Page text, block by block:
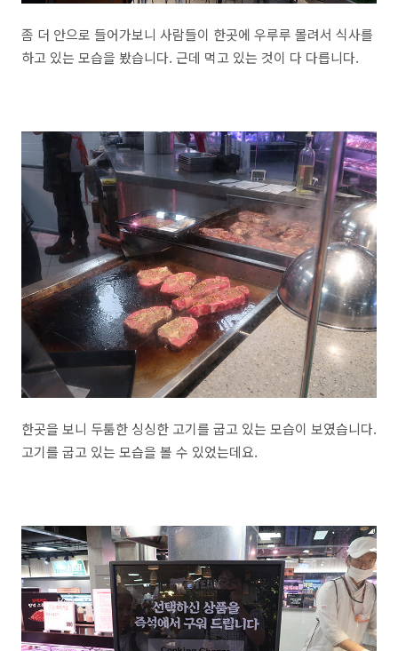
좀 더 안으로 들어가보니 사람들이 한곳에 우루루 몰려서 식사를
하고 있는 모습을 봤습니다. 근데 먹고 있는 것이 다 다릅니다.
한곳을 보니 두툼한 싱싱한 고기를 굽고 있는 모습이 보였습니다.
고기를 굽고 있는 모습을 볼 수 있었는데요.